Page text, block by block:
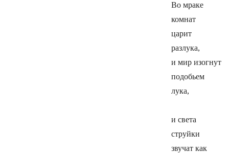
Во мраке
комнат
царит
разлука,
и мир изогнут
подобьем
лука,
и света
струйки
звучат как